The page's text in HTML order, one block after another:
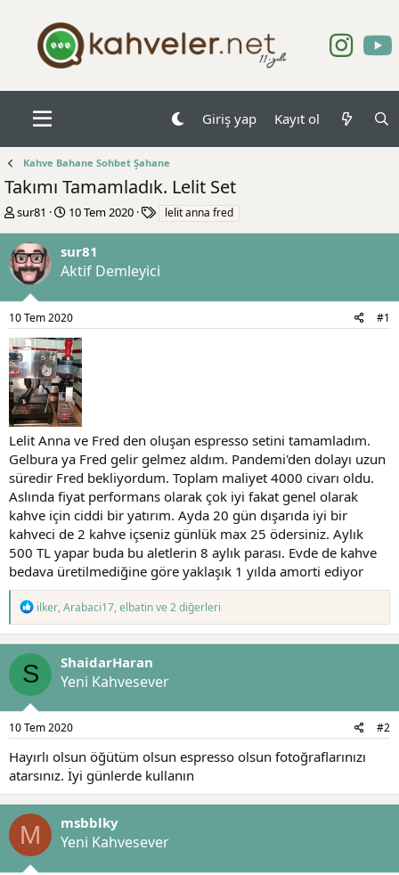
Giriş yap Kayıt ol
Kahve Bahane Sohbet Şahane
Takımı Tamamladık. Lelit Set
K
n
b
u
b
a
ş
l
a
t
a
n
sur81
B
l
a
ı
ç
t
a
r
i
h
i
10 Tem 2020
e
lelit anna fred
sur81
Aktif Demleyici
10 Tem 2020 #1
Lelit Anna ve Fred den oluşan espresso setini tamamladım.
Gelbura ya Fred gelir gelmez aldım. Pandemi'den dolayı uzun
süredir Fred bekliyordum. Toplam maliyet 4000 civarı oldu.
Aslında fiyat performans olarak çok iyi fakat genel olarak
kahve için ciddi bir yatırım. Ayda 20 gün dışarıda iyi bir
kahveci de 2 kahve içseniz günlük max 25 ödersiniz. Aylık
500 TL yapar buda bu aletlerin 8 aylık parası. Evde de kahve
bedava üretilmediğine göre yaklaşık 1 yılda amorti ediyor
T
p
k
i
l
e
r
ilker,Arabaci17,elbatinve 2 diğerleri
S ShaidarHaran
Yeni Kahvesever
10 Tem 2020 #2
Hayırlı olsun öğütüm olsun espresso olsun fotoğraflarınızı
atarsınız. İyi günlerde kullanın
M msbblky
Yeni Kahvesever